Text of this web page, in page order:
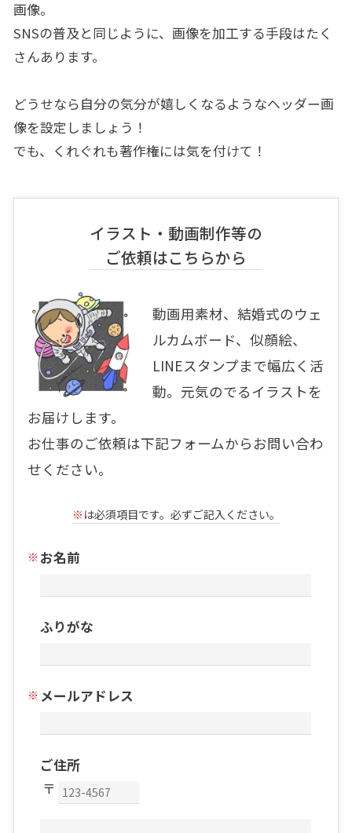
画像。
SNSの普及と同じように、画像を加工する手段はたく
さんあります。
どうせなら自分の気分が嬉しくなるようなヘッダー画
像を設定しましょう！
でも、くれぐれも著作権には気を付けて！
イラスト・動画制作等の
ご依頼はこちらから
動画用素材、結婚式のウェ
ルカムボード、似顔絵、
LINEスタンプまで幅広く活
動。元気のでるイラストを
お届けします。
お仕事のご依頼は下記フォームからお問い合わ
せください。
※ は必須項目です。必ずご記入ください。
お名前
ふりがな
メールアドレス
ご住所